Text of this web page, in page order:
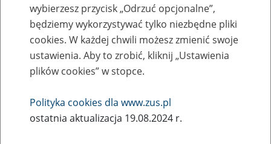
Zaproś ZUS do siebie - zakładanie profili
eZUS w siedzibie Twojej firmy
Rodzaj wydarzenia
Szkolenia
wybierzesz przycisk „Odrzuć opcjonalne”,
będziemy wykorzystywać tylko niezbędne pliki
cookies. W każdej chwili możesz zmienić swoje
ustawienia. Aby to zrobić, kliknij „Ustawienia
plików cookies” w stopce.
Polityka cookies dla www.zus.pl
ostatnia aktualizacja 19.08.2024 r.